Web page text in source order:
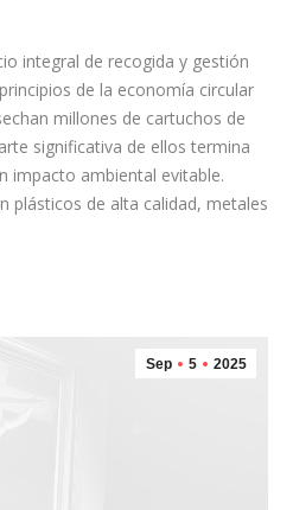
integral de recogida y gestión
de la economía circular
millones de cartuchos de
significativa de ellos termina
impacto ambiental evitable.
plásticos de alta calidad, metales
Sep 5 2025